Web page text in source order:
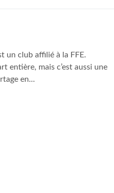
un club affilié à la FFE.
entière, mais c’est aussi une
en...